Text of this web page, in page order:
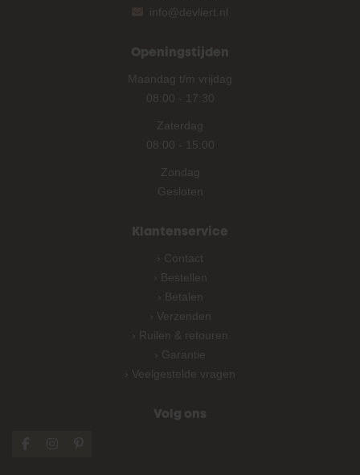
info@devliert.nl
Openingstijden
Maandag t/m vrijdag
08:00 - 17:30
Zaterdag
08:00 - 15:00
Zondag
Gesloten
Klantenservice
› Contact
› Bestellen
› Betalen
› Verzenden
› Ruilen & retouren
› Garantie
› Veelgestelde vragen
Volg ons